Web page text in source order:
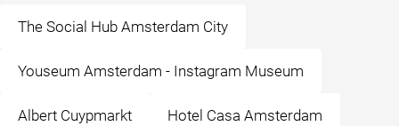
The Social Hub Amsterdam City
Youseum Amsterdam - Instagram Museum
Albert Cuypmarkt Hotel Casa Amsterdam